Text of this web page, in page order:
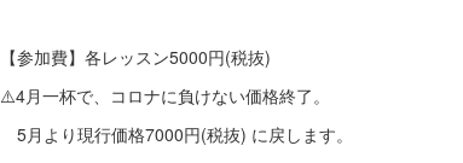
【参加費】各レッスン5000円(税抜)
⚠️4月一杯で、コロナに負けない価格終了。
5月より現行価格7000円(税抜) に戻します。